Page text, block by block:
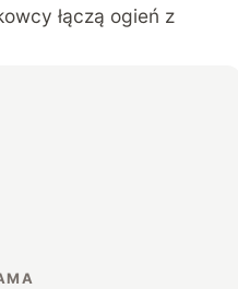
łączą ogień z